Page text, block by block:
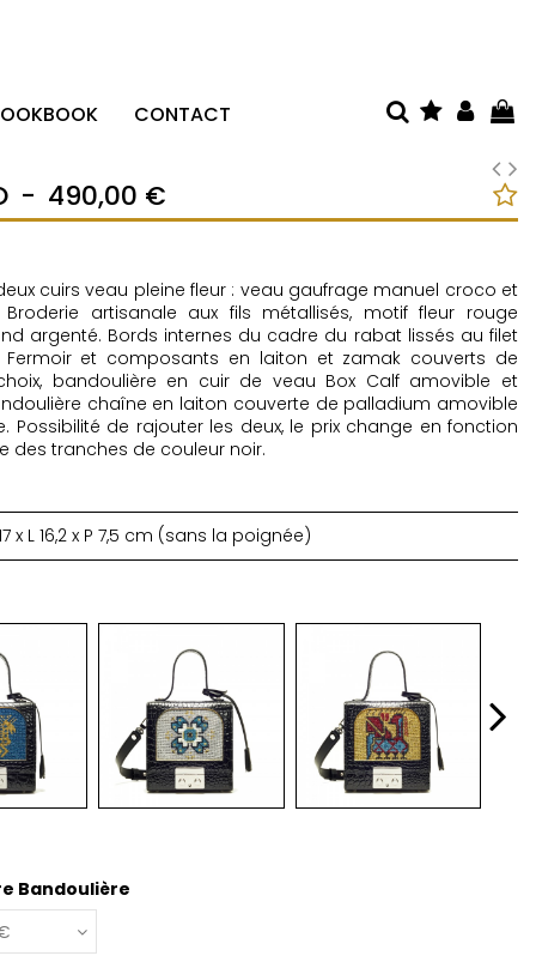
CONTACT
- 490,00 €
cuirs veau pleine fleur : veau gaufrage manuel croco et
artisanale aux fils métallisés, motif fleur rouge
argenté. Bords internes du cadre du rabat lissés au filet
et composants en laiton et zamak couverts de
bandoulière en cuir de veau Box Calf amovible et
chaîne en laiton couverte de palladium amovible
Possibilité de rajouter les deux, le prix change en fonction
des tranches de couleur noir.
x L 16,2 x P 7,5 cm (sans la poignée)
Bandoulière